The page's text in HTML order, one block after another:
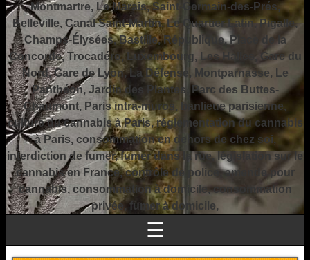
Montmartre, Le Marais, Saint-Germain-des-Prés,
Belleville, Canal Saint-Martin, Le Quartier Latin, Pigalle,
Champs-Élysées, Bastille, République, Place de la
Concorde, Trocadéro, Luxembourg, Les Halles, Gare du
Nord, Gare de Lyon, La Défense, Montparnasse, Le
Panthéon, Jardin des Plantes, Parc des Buttes-
Chaumont, Paris intra-muros, banlieue parisienne,
culture du cannabis à Paris, réglementation du cannabis
à Paris, consommation en dehors de chez soi,
interdiction de fumer, fumer dans la rue, législation sur le
cannabis en France, contrôle de police, amende pour
cannabis, consommation à domicile, consommation
privée, fumer à domicile,
☰